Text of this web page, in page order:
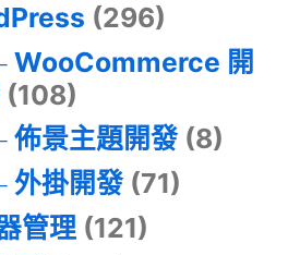
(296)
WooCommerce 開
(108)
佈景主題開發(8)
外掛開發(71)
管理(121)